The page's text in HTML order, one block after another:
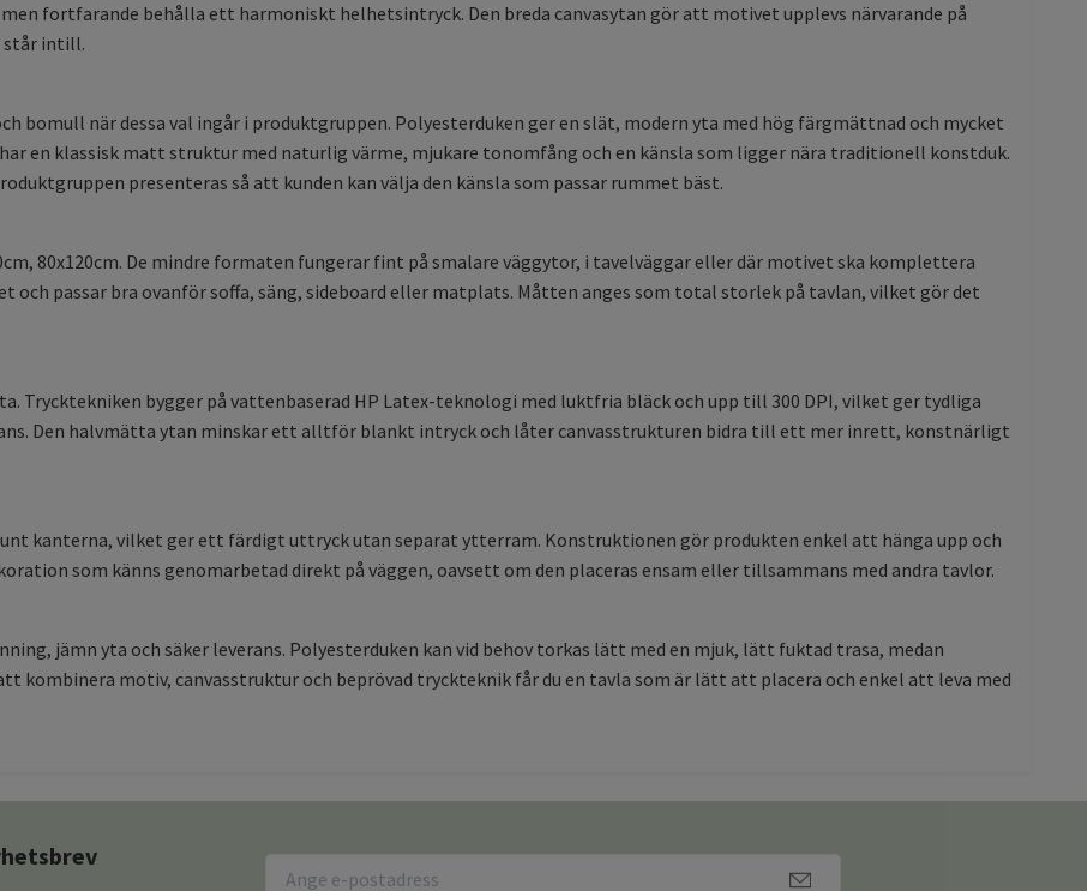
fortfarande behålla ett harmoniskt helhetsintryck. Den breda canvasytan gör att motivet upplevs närvarande på
står intill.
bomull när dessa val ingår i produktgruppen. Polyesterduken ger en slät, modern yta med hög färgmättnad och mycket
en klassisk matt struktur med naturlig värme, mjukare tonomfång och en känsla som ligger nära traditionell konstduk.
presenteras så att kunden kan välja den känsla som passar rummet bäst.
80x120cm. De mindre formaten fungerar fint på smalare väggytor, i tavelväggar eller där motivet ska komplettera
och passar bra ovanför soffa, säng, sideboard eller matplats. Måtten anges som total storlek på tavlan, vilket gör det
Trycktekniken bygger på vattenbaserad HP Latex-teknologi med luktfria bläck och upp till 300 DPI, vilket ger tydliga
Den halvmätta ytan minskar ett alltför blankt intryck och låter canvasstrukturen bidra till ett mer inrett, konstnärligt
kanterna, vilket ger ett färdigt uttryck utan separat ytterram. Konstruktionen gör produkten enkel att hänga upp och
som känns genomarbetad direkt på väggen, oavsett om den placeras ensam eller tillsammans med andra tavlor.
jämn yta och säker leverans. Polyesterduken kan vid behov torkas lätt med en mjuk, lätt fuktad trasa, medan
kombinera motiv, canvasstruktur och beprövad tryckteknik får du en tavla som är lätt att placera och enkel att leva med